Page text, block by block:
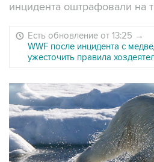
инцидента оштрафовали на
Есть обновление от 13:25 →
WWF после инцидента с
ужесточить правила